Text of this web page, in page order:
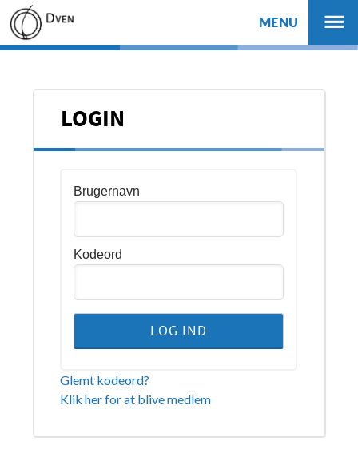
MENU
LOGIN
Brugernavn
Kodeord
Glemt kodeord?
Klik her for at blive medlem